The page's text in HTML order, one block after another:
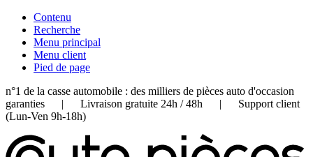
Contenu
Recherche
Menu principal
Menu client
Pied de page
n°1 de la casse automobile : des milliers de pièces auto d'occasion
garanties | Livraison gratuite 24h / 48h | Support client
(Lun-Ven 9h-18h)